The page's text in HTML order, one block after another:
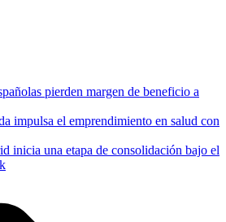
pierden margen de beneficio a
impulsa el emprendimiento en salud con
inicia una etapa de consolidación bajo el